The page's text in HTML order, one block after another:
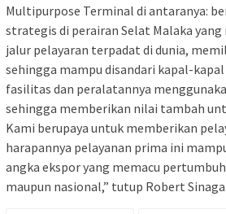
Multipurpose Terminal di antaranya:
strategis di perairan Selat Malaka
jalur pelayaran terpadat di dunia,
sehingga mampu disandari kapal-
fasilitas dan peralatannya
sehingga memberikan nilai tambah
Kami berupaya untuk memberikan
harapannya pelayanan prima ini
angka ekspor yang memacu
maupun nasional,” tutup Robert